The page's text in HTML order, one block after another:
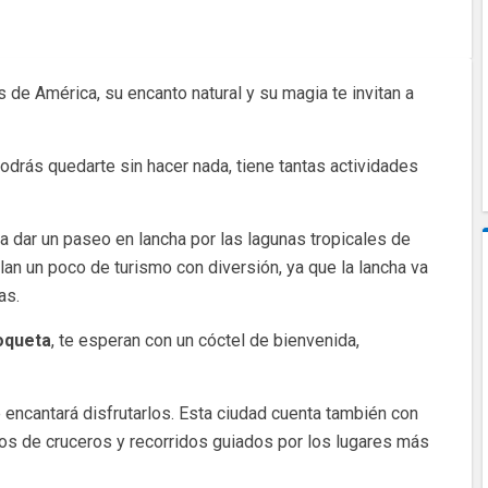
América, su encanto natural y su magia te invitan a
quedarte sin hacer nada, tiene tantas actividades
dar un paseo en lancha por las lagunas tropicales de
un poco de turismo con diversión, ya que la lancha va
, te esperan con un cóctel de bienvenida,
disfrutarlos. Esta ciudad cuenta también con
de cruceros y recorridos guiados por los lugares más